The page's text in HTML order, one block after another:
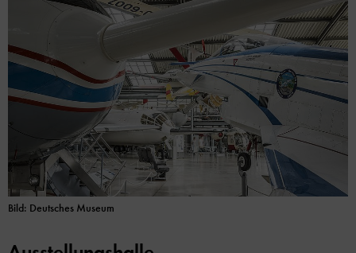
Bild: Deutsches Museum